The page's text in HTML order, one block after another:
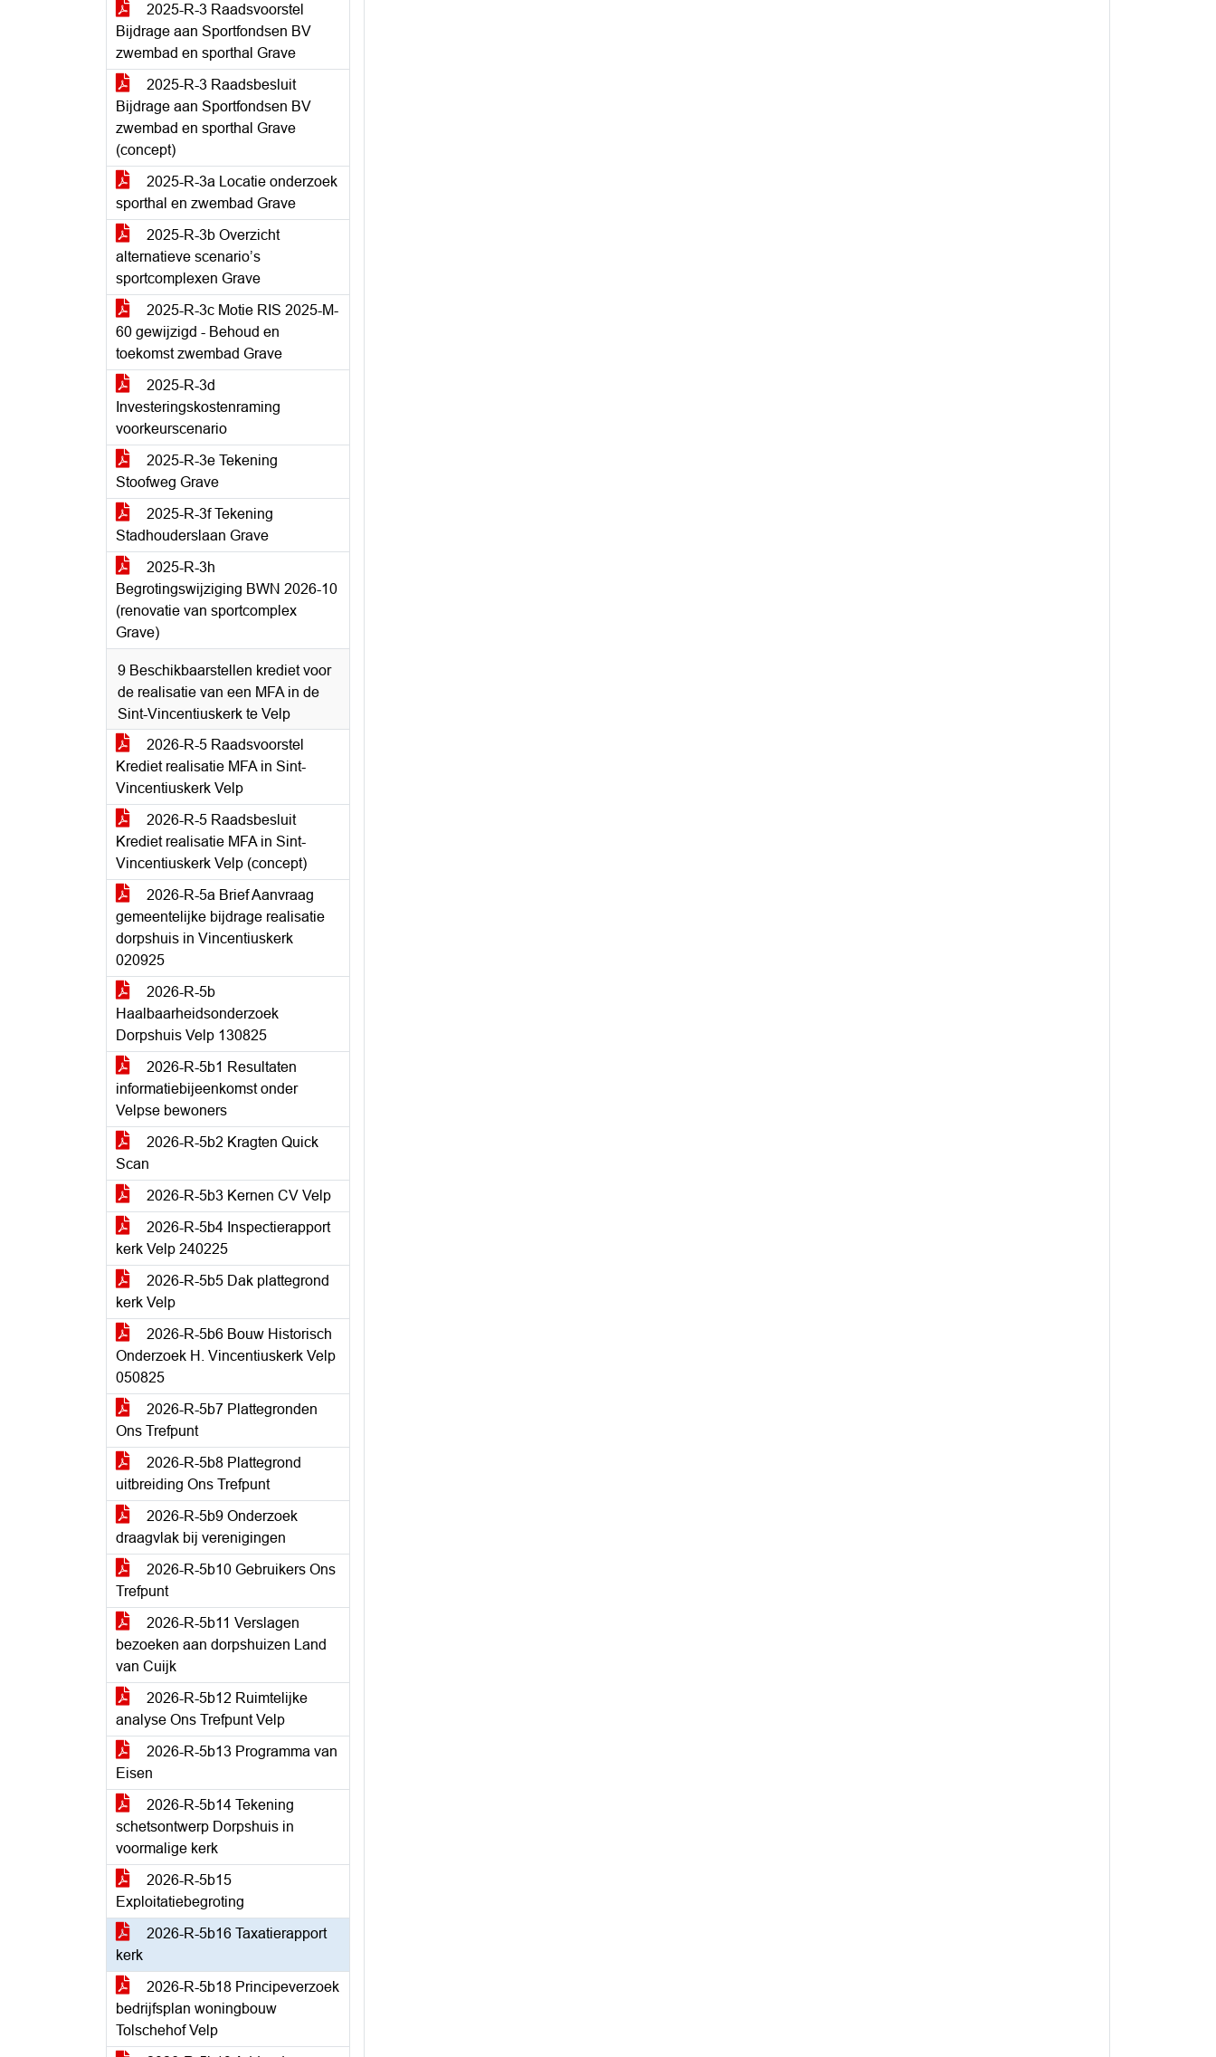
2025-R-3 Raadsvoorstel
Bijdrage aan Sportfondsen BV
zwembad en sporthal Grave
2025-R-3 Raadsbesluit
Bijdrage aan Sportfondsen BV
zwembad en sporthal Grave
(concept)
2025-R-3a Locatie onderzoek
sporthal en zwembad Grave
2025-R-3b Overzicht
alternatieve scenario’s
sportcomplexen Grave
2025-R-3c Motie RIS 2025-M-
60 gewijzigd - Behoud en
toekomst zwembad Grave
2025-R-3d
Investeringskostenraming
voorkeurscenario
2025-R-3e Tekening
Stoofweg Grave
2025-R-3f Tekening
Stadhouderslaan Grave
2025-R-3h
Begrotingswijziging BWN 2026-10
(renovatie van sportcomplex
Grave)
9 Beschikbaarstellen krediet voor
de realisatie van een MFA in de
Sint-Vincentiuskerk te Velp
2026-R-5 Raadsvoorstel
Krediet realisatie MFA in Sint-
Vincentiuskerk Velp
2026-R-5 Raadsbesluit
Krediet realisatie MFA in Sint-
Vincentiuskerk Velp (concept)
2026-R-5a Brief Aanvraag
gemeentelijke bijdrage realisatie
dorpshuis in Vincentiuskerk
020925
2026-R-5b
Haalbaarheidsonderzoek
Dorpshuis Velp 130825
2026-R-5b1 Resultaten
informatiebijeenkomst onder
Velpse bewoners
2026-R-5b2 Kragten Quick
Scan
2026-R-5b3 Kernen CV Velp
2026-R-5b4 Inspectierapport
kerk Velp 240225
2026-R-5b5 Dak plattegrond
kerk Velp
2026-R-5b6 Bouw Historisch
Onderzoek H. Vincentiuskerk Velp
050825
2026-R-5b7 Plattegronden
Ons Trefpunt
2026-R-5b8 Plattegrond
uitbreiding Ons Trefpunt
2026-R-5b9 Onderzoek
draagvlak bij verenigingen
2026-R-5b10 Gebruikers Ons
Trefpunt
2026-R-5b11 Verslagen
bezoeken aan dorpshuizen Land
van Cuijk
2026-R-5b12 Ruimtelijke
analyse Ons Trefpunt Velp
2026-R-5b13 Programma van
Eisen
2026-R-5b14 Tekening
schetsontwerp Dorpshuis in
voormalige kerk
2026-R-5b15
Exploitatiebegroting
2026-R-5b16 Taxatierapport
kerk
2026-R-5b18 Principeverzoek
bedrijfsplan woningbouw
Tolschehof Velp